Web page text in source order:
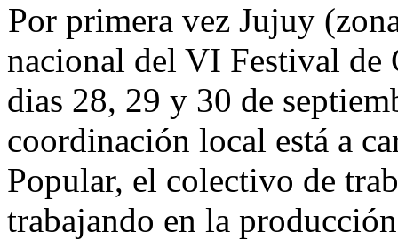
Por primera vez Jujuy
nacional del VI Festival
dias 28, 29 y 30 de
coordinación local está a
Popular, el colectivo de
trabajando en la